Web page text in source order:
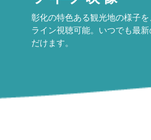
彰化の特色ある観光地の様子
ライン視聴可能。いつでも最
だけます。